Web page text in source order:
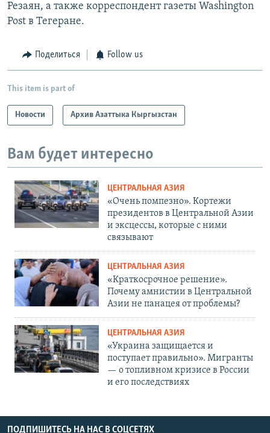
Резаян, а также корреспондент газеты Washington
Post в Тегеране.
Поделиться Follow us
This item is part of
Новости Архив Азаттыка Кыргызстан
Вам будет интересно
ЦЕНТРАЛЬНАЯ АЗИЯ
«Очень помпезно». Кортежи
президентов в Центральной Азии
и эксцессы, которые с ними
связывают
ЦЕНТРАЛЬНАЯ АЗИЯ
«Краткосрочное решение».
Почему амнистии в Центральной
Азии не панацея от проблемы?
ЦЕНТРАЛЬНАЯ АЗИЯ
«Украина защищается и
поступает правильно». Мигранты
— о топливном кризисе в России
и его последствиях
ПОДПИШИТЕСЬ НА НАС В СОЦСЕТЯХ